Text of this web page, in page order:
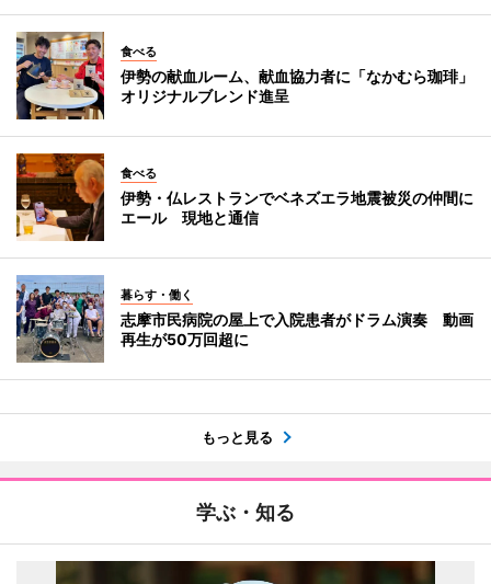
食べる
伊勢の献血ルーム、献血協力者に「なかむら珈琲」
オリジナルブレンド進呈
食べる
伊勢・仏レストランでベネズエラ地震被災の仲間に
エール 現地と通信
暮らす・働く
志摩市民病院の屋上で入院患者がドラム演奏 動画
再生が50万回超に
もっと見る
学ぶ・知る